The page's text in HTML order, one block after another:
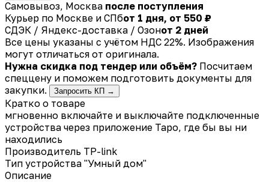
Самовывоз, Москва после поступления
Курьер по Москве и СПбот 1 дня, от 550 ₽
СДЭК / Яндекс-доставка / Озонот 2 дней
Все цены указаны с учётом НДС 22%. Изображения
могут отличаться от оригинала.
Нужна скидка под тендер или объём? Посчитаем
спеццену и поможем подготовить документы для
закупки.
Запросить КП →
Кратко о товаре
мгновенно включайте и выключайте подключенные
устройства через приложение Tapo, где бы вы ни
находились
Производитель TP-link
Тип устройства "Умный дом"
Описание